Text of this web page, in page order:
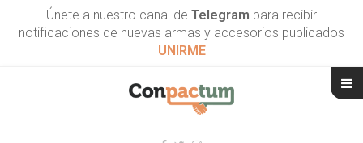
Únete a nuestro canal de Telegram para recibir
notificaciones de nuevas armas y accesorios publicados
UNIRME